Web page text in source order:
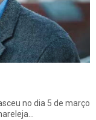
no dia 5 de março